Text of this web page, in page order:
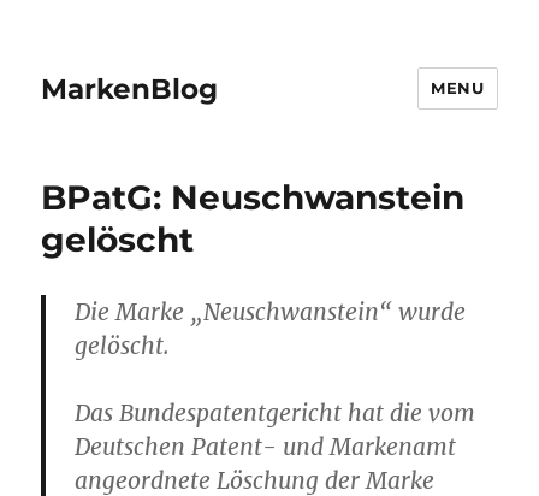
MarkenBlog MENU
BPatG: Neuschwanstein
gelöscht
Die Marke „Neuschwanstein“ wurde
gelöscht.
Das Bundespatentgericht hat die vom
Deutschen Patent- und Markenamt
angeordnete Löschung der Marke